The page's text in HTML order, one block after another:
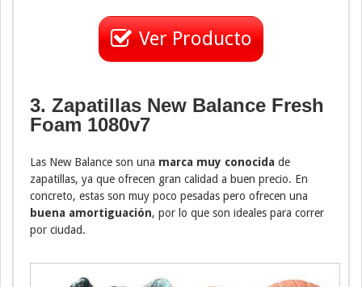
Ver Producto
3. Zapatillas New Balance Fresh
Foam 1080v7
Las New Balance son una marca muy conocida de
zapatillas, ya que ofrecen gran calidad a buen precio. En
concreto, estas son muy poco pesadas pero ofrecen una
buena amortiguación, por lo que son ideales para correr
por ciudad.